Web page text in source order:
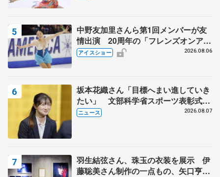
中野友加里さんら第1回メンバーが友
情出演 20周年の「フレンズオンアイ
ス」 宮本賢二さん、有川梨絵さん、
アイスショー 2026.08.06
坂本花織さん「目標へまい進していき
たい」 文部科学省スポーツ表彰式で
代表謝辞
ニュース 2026.08.07
羽生結弦さん、珠玉の衣装を展示 伊
藤聡美さん制作の一点もの、矢口亨さ